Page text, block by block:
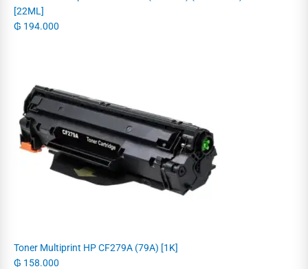
[22ML]
₲ 194.000
Toner Multiprint HP CF279A (79A) [1K]
₲ 158.000